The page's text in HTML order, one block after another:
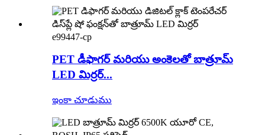
e99447-cp
PET డీఫాగర్ మరియు అంకెలతో బాత్రూమ్
LED మిర్రర్...
ఇంకా చూడుము